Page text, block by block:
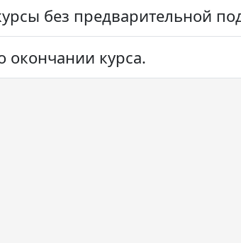
без предварительной
окончании курса.